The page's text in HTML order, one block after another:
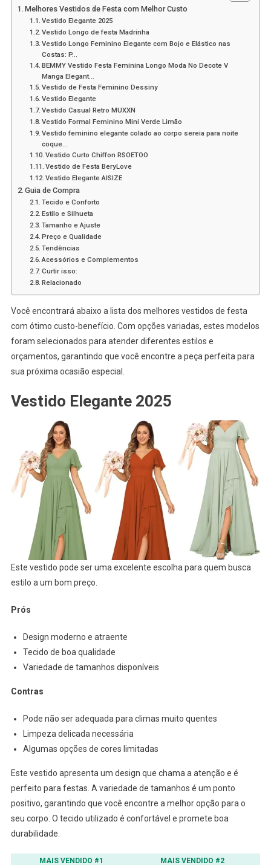
Melhores Vestidos de Festa com Melhor Custo
Vestido Elegante 2025
Vestido Longo de festa Madrinha
Vestido Longo Feminino Elegante com Bojo e Elástico nas
Costas: P…
BEMMY Vestido Festa Feminina Longo Moda No Decote V
Manga Elegant…
Vestido de Festa Feminino Dessiny
Vestido Elegante
Vestido Casual Retro MUXXN
Vestido Formal Feminino Mini Verde Limão
Vestido feminino elegante colado ao corpo sereia para noite
coque…
Vestido Curto Chiffon RSOETOO
Vestido de Festa BeryLove
Vestido Elegante AISIZE
Guia de Compra
Tecido e Conforto
Estilo e Silhueta
Tamanho e Ajuste
Preço e Qualidade
Tendências
Acessórios e Complementos
Curtir isso:
Relacionado
Você encontrará abaixo a lista dos melhores vestidos de festa
com ótimo custo-benefício. Com opções variadas, estes modelos
foram selecionados para atender diferentes estilos e
orçamentos, garantindo que você encontre a peça perfeita para
sua próxima ocasião especial.
Vestido Elegante 2025
Este vestido pode ser uma excelente escolha para quem busca
estilo a um bom preço.
Prós
Design moderno e atraente
Tecido de boa qualidade
Variedade de tamanhos disponíveis
Contras
Pode não ser adequada para climas muito quentes
Limpeza delicada necessária
Algumas opções de cores limitadas
Este vestido apresenta um design que chama a atenção e é
perfeito para festas. A variedade de tamanhos é um ponto
positivo, garantindo que você encontre a melhor opção para o
seu corpo. O tecido utilizado é confortável e promete boa
durabilidade.
MAIS VENDIDO #1 MAIS VENDIDO #2